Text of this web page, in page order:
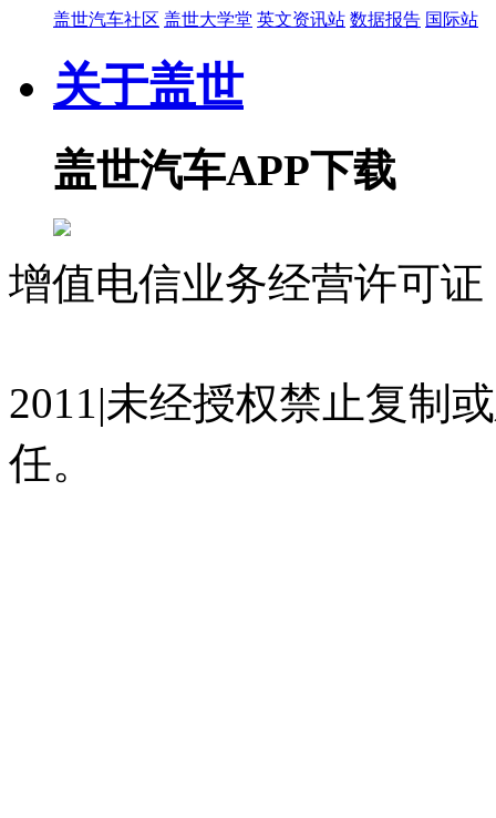
盖世汽车社区 盖世大学堂 英文资讯站 数据报告 国际站
关于盖世
盖世汽车APP下载
增值电信业务经营许可
2011|未经授权禁止复制
任。